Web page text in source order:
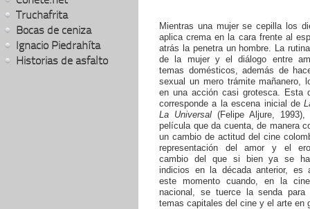
Truchafrita
Bocas de ceniza
Ignacio Piedrahíta
Historias de asfalto
Mientras una mujer se cepilla los
aplica crema en la cara frente al
atrás la penetra un hombre. La
de la mujer y el diálogo entre
temas domésticos, además de
sexual un mero trámite mañanero,
en una acción casi grotesca. Esta
corresponde a la escena inicial de
La Universal (Felipe Aljure, 1993),
película que da cuenta, de manera
un cambio de actitud del cine
representación del amor y el
cambio del que si bien ya se
indicios en la década anterior, es
este momento cuando, en la
nacional, se tuerce la senda para
temas capitales del cine y el arte en